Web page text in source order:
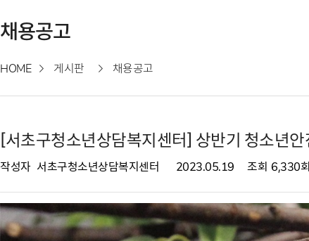
채용공고
HOME 게시판 채용공고
[서초구청소년상담복지센터] 상반기 청소년
작성자 서초구청소년상담복지센터 2023.05.19 조회 6,330회